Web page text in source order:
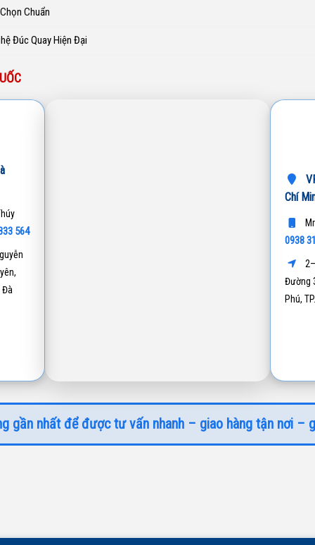
Chuẩn
Đúc Quay Hiện Đại
564
Đà
Chí
0938
Đường
Phú,
gần nhất để được tư vấn nhanh – giao hàng tận nơi –